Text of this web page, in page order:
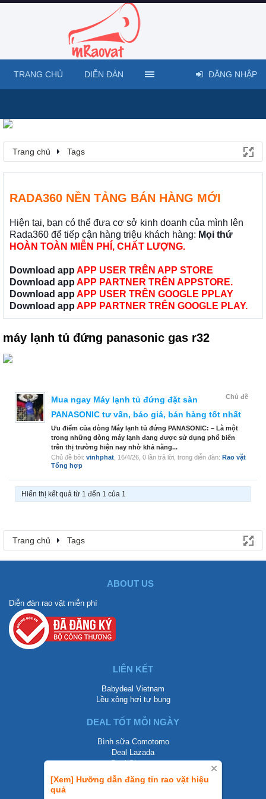
Trang chủ Tags
RADA360 NỀN TẢNG BÁN HÀNG MỚI
Hiện tại, bạn có thể đưa cơ sở kinh doanh của mình lên
Rada360 để tiếp cận hàng triệu khách hàng: Mọi thứ
HOÀN TOÀN MIỄN PHÍ, CHẤT LƯỢNG.
Download app APP USER TRÊN APP STORE
Download app APP PARTNER TRÊN APPSTORE.
Download app APP USER TRÊN GOOGLE PPLAY
Download app APP PARTNER TRÊN GOOGLE PLAY.
[Xem] Hưỡng dẫn đăng tin rao vặt hiệu
quả
máy lạnh tủ đứng panasonic gas r32
Chủ đề
Mua ngay Máy lạnh tủ đứng đặt sàn
PANASONIC tư vấn, báo giá, bán hàng tốt nhất
Ưu điểm của dòng Máy lạnh tủ đứng PANASONIC: – Là một
trong những dòng máy lạnh đang được sử dụng phổ biến
trên thị trường hiện nay nhờ khả năng...
Chủ đề bởi: vinhphat 16/4/26 , 0 lần trả lời, trong diễn đàn: Rao vặt
Tổng hợp
Hiển thị kết quả từ 1 đến 1 của 1
Trang chủ Tags
TRANG CHỦ DIỄN ĐÀN ĐĂNG NHẬP
ABOUT US
Diễn đàn rao vặt miễn phí
LIÊN KẾT
Babydeal Vietnam
Lều xông hơi tự bung
DEAL TỐT MỖI NGÀY
Bình sữa Comotomo
Deal Lazada
Deal Shopee
LIÊN HỆ